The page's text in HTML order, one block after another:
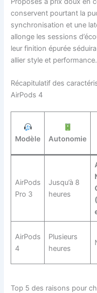
conservent pourtant la
synchronisation et une
allonge les sessions
leur finition épurée
allier style et performance.
Récapitulatif des
AirPods 4
Modèle Autonomie
AirPods
Pro 3
Jusqu’à 8
heures
AirPods
4
Plusieurs
heures
Top 5 des raisons pour